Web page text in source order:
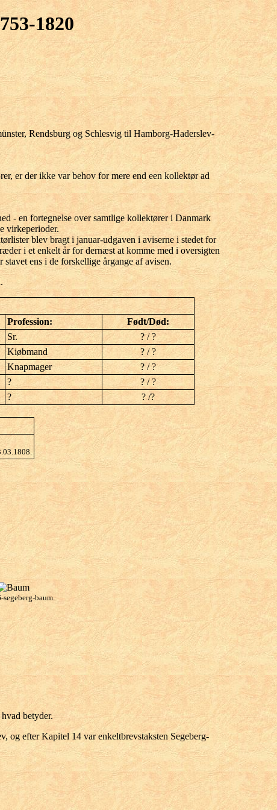
1820
Rendsburg og Schlesvig til Hamborg-Haderslev-
er der ikke var behov for mere end een kollektør ad
- en fortegnelse over samtlige kollektører i Danmark
virkeperioder.
blev bragt i januar-udgaven i aviserne i stedet for
i et enkelt år for dernæst at komme med i oversigten
ens i de forskellige årgange af avisen.
Profession:
Født/Død:
Sr.
? / ?
Kiøbmand
? / ?
Knapmager
? / ?
?
? / ?
? ? /?
baum.
betyder.
og efter Kapitel 14 var enkeltbrevstaksten Segeberg-